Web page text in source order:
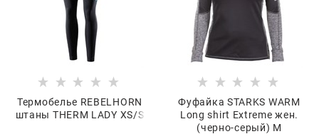
Термобелье REBELHORN
штаны THERM LADY XS/S
Фуфайка STARKS WARM
Long shirt Extreme жен.
(черно-серый) M